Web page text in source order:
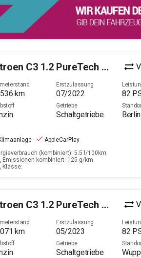
C3 1.2 PureTech 82 Feel Pack Stop&Start (EURO 6d)
km
Erstzulassung
07/2022 82
Getriebe
Schaltgetriebe
AppleCarPlay
(kombiniert): 5.5 l/100km
Emissionen kombiniert: 125 g/km
Klasse:
C3 1.2 PureTech 82 C-Series
km
Erstzulassung
05/2023 82
Getriebe
Schaltgetriebe